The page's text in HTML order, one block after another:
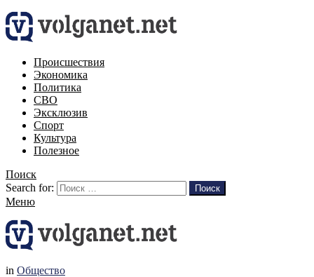
Происшествия
Экономика
Политика
СВО
Эксклюзив
Спорт
Культура
Полезное
Поиск
Search for:
Поиск
Меню
in Общество